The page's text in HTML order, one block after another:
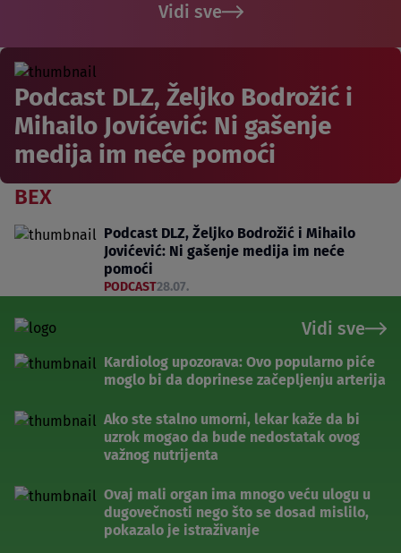
Vidi sve
Podcast DLZ, Željko Bodrožić i
Mihailo Jovićević: Ni gašenje
medija im neće pomoći
BEX
Podcast DLZ, Željko Bodrožić i Mihailo
Jovićević: Ni gašenje medija im neće
pomoći
PODCAST28.07.
Vidi sve
Kardiolog upozorava: Ovo popularno piće
moglo bi da doprinese začepljenju arterija
Ako ste stalno umorni, lekar kaže da bi
uzrok mogao da bude nedostatak ovog
važnog nutrijenta
Ovaj mali organ ima mnogo veću ulogu u
dugovečnosti nego što se dosad mislilo,
pokazalo je istraživanje